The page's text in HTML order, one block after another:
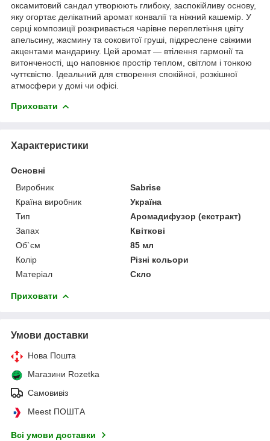
оксамитовий сандал утворюють глибоку, заспокійливу основу,
яку огортає делікатний аромат конвалії та ніжний кашемір. У
серці композиції розкривається чарівне переплетіння цвіту
апельсину, жасмину та соковитої груші, підкреслене свіжими
акцентами мандарину. Цей аромат — втілення гармонії та
витонченості, що наповнює простір теплом, світлом і тонкою
чуттєвістю. Ідеальний для створення спокійної, розкішної
атмосфери у домі чи офісі.
Приховати
Характеристики
Основні
Виробник
Sabrise
Країна виробник
Україна
Тип
Аромадифузор (екстракт)
Запах
Квіткові
Об`єм
85 мл
Колір
Різні кольори
Матеріал
Скло
Приховати
Умови доставки
Нова Пошта
Магазини Rozetka
Самовивіз
Meest ПОШТА
Всі умови доставки